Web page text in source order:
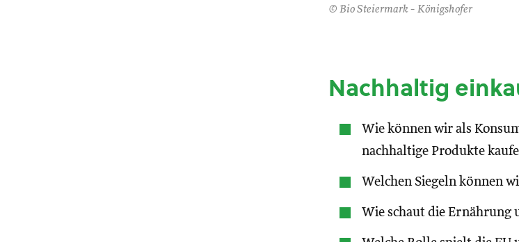
© Bio Steiermark - Königshofer
Nachhaltig
Wie können wir als
nachhaltige Produkte
Welchen Siegeln können
Wie schaut die